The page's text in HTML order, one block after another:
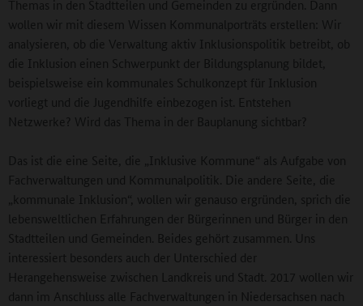
Themas in den Stadtteilen und Gemeinden zu ergründen. Dann
wollen wir mit diesem Wissen Kommunalporträts erstellen: Wir
analysieren, ob die Verwaltung aktiv Inklusionspolitik betreibt, ob
die Inklusion einen Schwerpunkt der Bildungsplanung bildet,
beispielsweise ein kommunales Schulkonzept für Inklusion
vorliegt und die Jugendhilfe einbezogen ist. Entstehen
Netzwerke? Wird das Thema in der Bauplanung sichtbar?
Das ist die eine Seite, die „Inklusive Kommune“ als Aufgabe von
Fachverwaltungen und Kommunalpolitik. Die andere Seite, die
„kommunale Inklusion“, wollen wir genauso ergründen, sprich die
lebensweltlichen Erfahrungen der Bürgerinnen und Bürger in den
Stadtteilen und Gemeinden. Beides gehört zusammen. Uns
interessiert besonders auch der Unterschied der
Herangehensweise zwischen Landkreis und Stadt. 2017 wollen wir
dann im Anschluss alle Fachverwaltungen in Niedersachsen nach